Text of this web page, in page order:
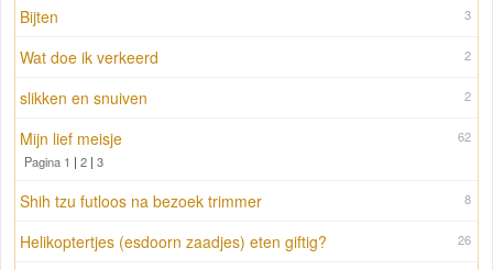
3
Bijten
2
Wat doe ik verkeerd
2
slikken en snuiven
62
Mijn lief meisje
Pagina 1 | 2 | 3
8
Shih tzu futloos na bezoek trimmer
26
Helikoptertjes (esdoorn zaadjes) eten giftig?